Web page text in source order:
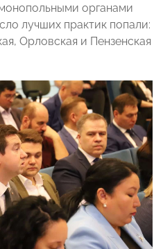
органами
лучших практик попали:
Орловская и Пензенская